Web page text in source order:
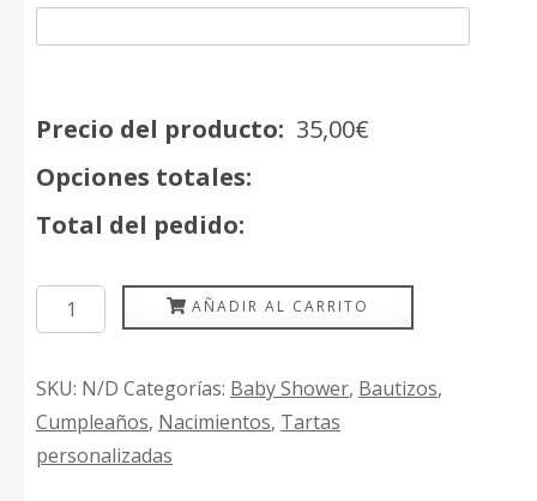
Precio del producto: 35,00€
Opciones totales:
Total del pedido:
Tarta
hipopótama
AÑADIR AL CARRITO
SKU: N/D Categorías: Baby Shower, Bautizos,
Cumpleaños, Nacimientos, Tartas
personalizadas